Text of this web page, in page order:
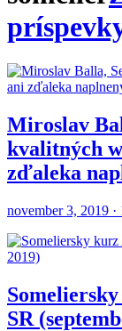
Miroslav
kvalitných
zďaleka
november 3, 2019
SR